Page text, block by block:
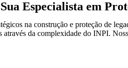
Especialista em
na construção e proteção de
através da complexidade do INPI.